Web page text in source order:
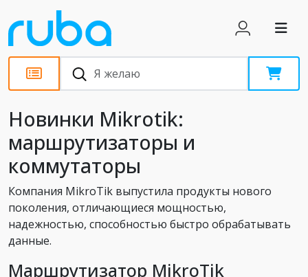
Новости
Новинки Mikrotik:
маршрутизаторы и
коммутаторы
Компания MikroTik выпустила продукты нового
поколения, отличающиеся мощностью,
надежностью, способностью быстро обрабатывать
данные.
Маршрутизатор MikroTik